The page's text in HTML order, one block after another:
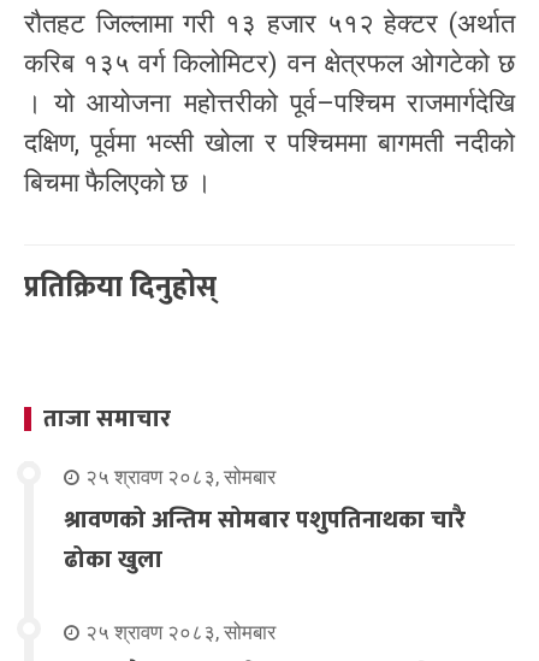
रौतहट जिल्लामा गरी १३ हजार ५१२ हेक्टर (अर्थात
करिब १३५ वर्ग किलोमिटर) वन क्षेत्रफल ओगटेको छ
। यो आयोजना महोत्तरीको पूर्व–पश्चिम राजमार्गदेखि
दक्षिण, पूर्वमा भव्सी खोला र पश्चिममा बागमती नदीको
बिचमा फैलिएको छ ।
प्रतिक्रिया दिनुहोस्
ताजा समाचार
२५ श्रावण २०८३, सोमबार
श्रावणको अन्तिम सोमबार पशुपतिनाथका चारै
ढोका खुला
२५ श्रावण २०८३, सोमबार